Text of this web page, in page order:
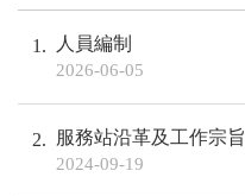
1 人員編制
2026-06-05
2 服務站沿革及工作宗旨
2024-09-19